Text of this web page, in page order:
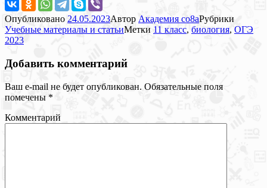
Опубликовано 24.05.2023Автор Академия co8aРубрики
Учебные материалы и статьиМетки 11 класс, биология, ОГЭ
2023
Добавить комментарий
Ваш e-mail не будет опубликован. Обязательные поля
помечены *
Комментарий